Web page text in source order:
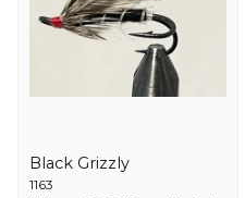
Black Grizzly
1163